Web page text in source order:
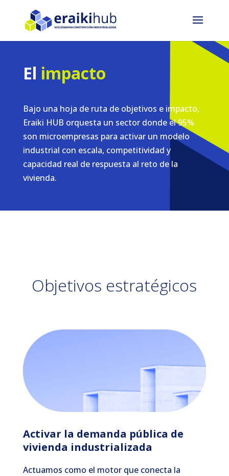
El impacto
Bajo una hoja de ruta de objetivos e impacto,
Eraiki HUB orquesta un sector donde el 95%
son microempresas para activar un modelo
industrial con escala, competitividad y
capacidad real de respuesta al reto de la
vivienda.
Objetivos estratégicos
Activar la demanda pública de
vivienda industrializada
Actuamos como el motor que conecta la